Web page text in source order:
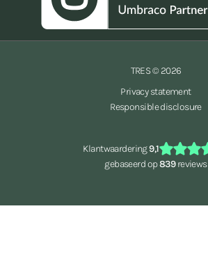
TRES © 2026
Privacy statement
Responsible disclosure
Klantwaardering9,1
gebaseerd op839reviews